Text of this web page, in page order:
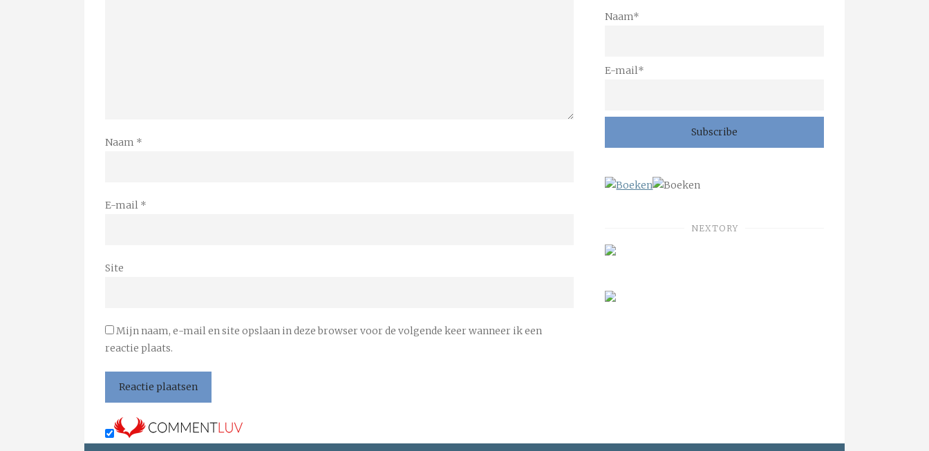
Naam *
E-mail *
Site
Mijn naam, e-mail en site opslaan in deze browser voor de volgende keer wanneer ik een
reactie plaats.
Naam*
E-mail*
NEXTORY